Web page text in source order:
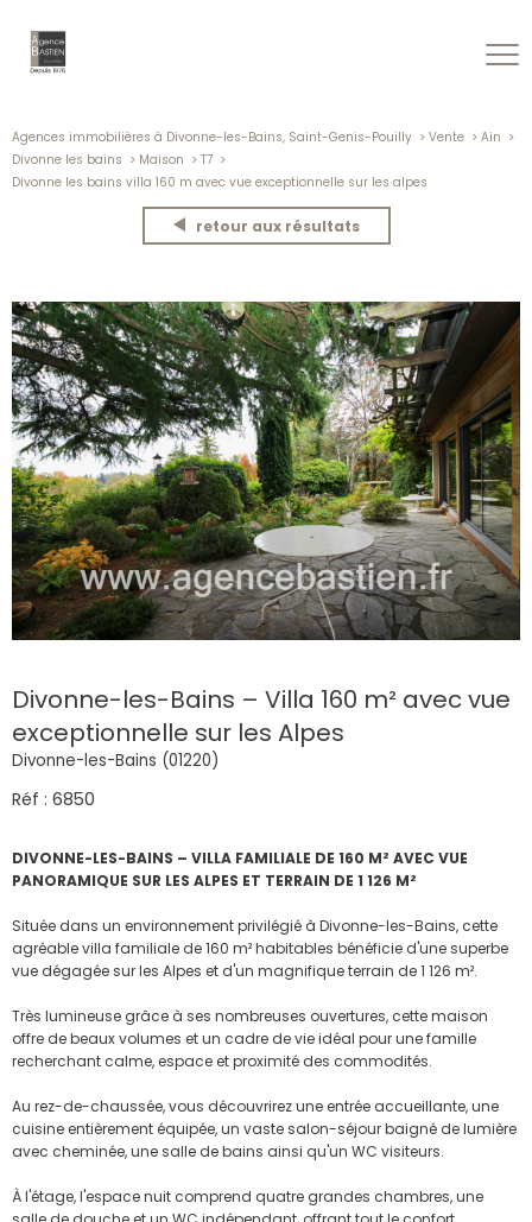
Agences immobilières à Divonne-les-Bains, Saint-Genis-Pouilly Vente
Ain
Divonne les bains
Maison
T7
Divonne les bains villa 160 m avec vue exceptionnelle sur les alpes
retour aux résultats
Divonne-les-Bains – Villa 160 m² avec vue
exceptionnelle sur les Alpes
Divonne-les-Bains (01220)
Réf : 6850
DIVONNE-LES-BAINS – VILLA FAMILIALE DE 160 M² AVEC VUE
PANORAMIQUE SUR LES ALPES ET TERRAIN DE 1 126 M²
Située dans un environnement privilégié à Divonne-les-Bains, cette
agréable villa familiale de 160 m² habitables bénéficie d'une superbe
vue dégagée sur les Alpes et d'un magnifique terrain de 1 126 m².
Très lumineuse grâce à ses nombreuses ouvertures, cette maison
offre de beaux volumes et un cadre de vie idéal pour une famille
recherchant calme, espace et proximité des commodités.
Au rez-de-chaussée, vous découvrirez une entrée accueillante, une
cuisine entièrement équipée, un vaste salon-séjour baigné de lumière
avec cheminée, une salle de bains ainsi qu'un WC visiteurs.
À l'étage, l'espace nuit comprend quatre grandes chambres, une